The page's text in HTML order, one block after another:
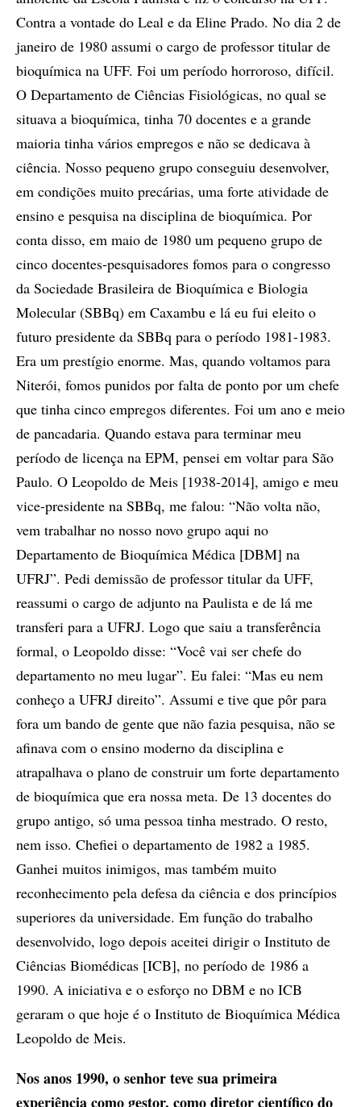
Contra a vontade do Leal e da Eline Prado. No dia 2 de
janeiro de 1980 assumi o cargo de professor titular de
bioquímica na UFF. Foi um período horroroso, difícil.
O Departamento de Ciências Fisiológicas, no qual se
situava a bioquímica, tinha 70 docentes e a grande
maioria tinha vários empregos e não se dedicava à
ciência. Nosso pequeno grupo conseguiu desenvolver,
em condições muito precárias, uma forte atividade de
ensino e pesquisa na disciplina de bioquímica. Por
conta disso, em maio de 1980 um pequeno grupo de
cinco docentes-pesquisadores fomos para o congresso
da Sociedade Brasileira de Bioquímica e Biologia
Molecular (SBBq) em Caxambu e lá eu fui eleito o
futuro presidente da SBBq para o período 1981-1983.
Era um prestígio enorme. Mas, quando voltamos para
Niterói, fomos punidos por falta de ponto por um chefe
que tinha cinco empregos diferentes. Foi um ano e meio
de pancadaria. Quando estava para terminar meu
período de licença na EPM, pensei em voltar para São
Paulo. O Leopoldo de Meis [1938-2014], amigo e meu
vice-presidente na SBBq, me falou: “Não volta não,
vem trabalhar no nosso novo grupo aqui no
Departamento de Bioquímica Médica [DBM] na
UFRJ”. Pedi demissão de professor titular da UFF,
reassumi o cargo de adjunto na Paulista e de lá me
transferi para a UFRJ. Logo que saiu a transferência
formal, o Leopoldo disse: “Você vai ser chefe do
departamento no meu lugar”. Eu falei: “Mas eu nem
conheço a UFRJ direito”. Assumi e tive que pôr para
fora um bando de gente que não fazia pesquisa, não se
afinava com o ensino moderno da disciplina e
atrapalhava o plano de construir um forte departamento
de bioquímica que era nossa meta. De 13 docentes do
grupo antigo, só uma pessoa tinha mestrado. O resto,
nem isso. Chefiei o departamento de 1982 a 1985.
Ganhei muitos inimigos, mas também muito
reconhecimento pela defesa da ciência e dos princípios
superiores da universidade. Em função do trabalho
desenvolvido, logo depois aceitei dirigir o Instituto de
Ciências Biomédicas [ICB], no período de 1986 a
1990. A iniciativa e o esforço no DBM e no ICB
geraram o que hoje é o Instituto de Bioquímica Médica
Leopoldo de Meis.
Nos anos 1990, o senhor teve sua primeira
experiência como gestor, como diretor científico do